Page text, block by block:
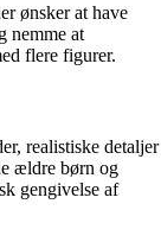
ønsker at have
nemme at
flere figurer.
realistiske detaljer
ældre børn og
gengivelse af